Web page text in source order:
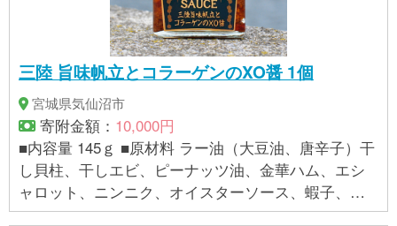
三陸 旨味帆立とコラーゲンのXO醤 1個
宮城県気仙沼市
寄附金額： 10,000円
■内容量 145ｇ ■原材料 ラー油（大豆油、唐辛子）干
し貝柱、干しエビ、ピーナッツ油、金華ハム、エシ
ャロット、ニンニク、オイスターソース、蝦子、食
塩、佐藤、大豆粉、鮫内皮、唐辛子、（一部に小